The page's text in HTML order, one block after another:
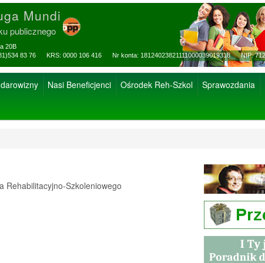
Mundi
publicznego
20B
83 76 KRS: 0000 106 416 Nr konta: 18124023821111000039019318 NIP:
Nasi Beneficjenci Ośrodek Reh-Szkol Sprawozdania
Rehabilitacyjno-Szkoleniowego